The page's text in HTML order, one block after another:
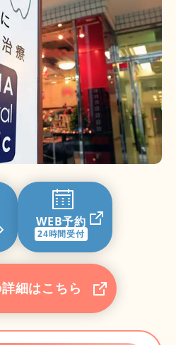
WEB予約
24時間受付
細はこちら